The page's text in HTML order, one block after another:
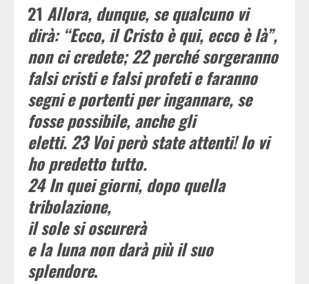
21 Allora, dunque, se qualcuno vi
dirà: “Ecco, il Cristo è qui, ecco è là”,
non ci credete;22perché sorgeranno
falsi cristi e falsi profeti e faranno
segni e portenti per ingannare, se
fosse possibile, anche gli
eletti.23Voi però state attenti! Io vi
ho predetto tutto.
24In quei giorni, dopo quella
tribolazione,
il sole si oscurerà
e la luna non darà più il suo
splendore.